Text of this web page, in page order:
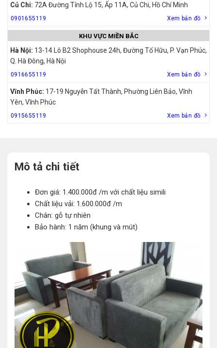
Củ Chi: 72A Đường Tỉnh Lộ 15, Ấp 11A, Củ Chi, Hồ Chí Minh
0901655119 Xem bản đồ
KHU VỰC MIỀN BẮC
Hà Nội: 13-14 Lô B2 Shophouse 24h, Đường Tố Hữu, P. Vạn Phúc,
Q. Hà Đông, Hà Nội
0916655119 Xem bản đồ
Vĩnh Phúc: 17-19 Nguyễn Tất Thành, Phường Liên Bảo, Vĩnh
Yên, Vĩnh Phúc
0915655119 Xem bản đồ
Mô tả chi tiết
Đơn giá: 1.400.000đ /m với chất liệu simili
Chất liệu vải: 1.600.000đ /m
Chân: gỗ tự nhiên
Bảo hành: 1 năm (khung và mút)